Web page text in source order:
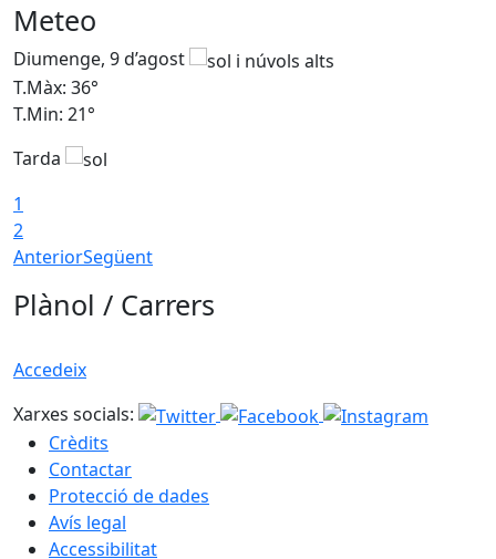
Meteo
Diumenge, 9 d’agost
T.Màx: 36°
T.Min: 21°
Tarda
1
2
AnteriorSegüent
Plànol / Carrers
Accedeix
Xarxes socials:
Crèdits
Contactar
Protecció de dades
Avís legal
Accessibilitat